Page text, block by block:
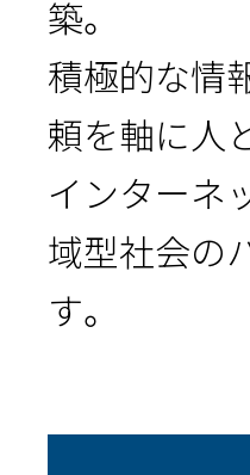
築。
積極的な情
頼を軸に人
インターネ
域型社会の
す。